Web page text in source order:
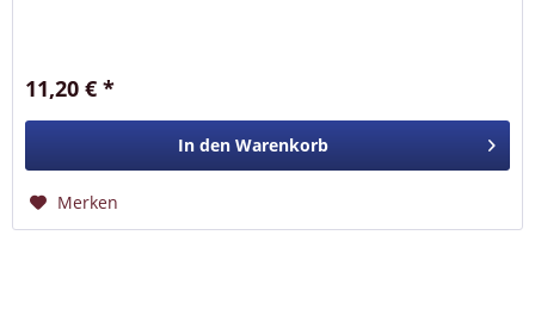
11,20 € *
In den Warenkorb
Merken